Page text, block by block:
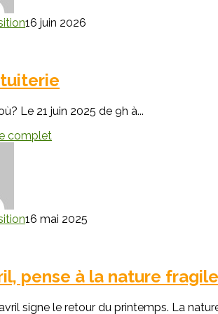
16 juin 2026
Le 21 juin 2025 de 9h à...
complet
16 mai 2025
pense à la nature
signe le retour du printemps. La